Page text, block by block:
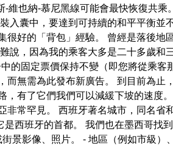
-維也納-慕尼黑線可能會最快恢復共
入囊中，要達到可持續的和平平衡
很好的「背包」經驗。 曾經是落後
說，因為我的乘客大多是二十多歲
的固定票價保持不變（即您將從乘
而無需為此發布新廣告。 到目前為
，有了它們我們可以減緩下坡的速度
非常罕見。 西班牙著名城市，同名
西班牙的首都。 我們也在墨西哥找
景影像、照片。 - 地區（例如市級